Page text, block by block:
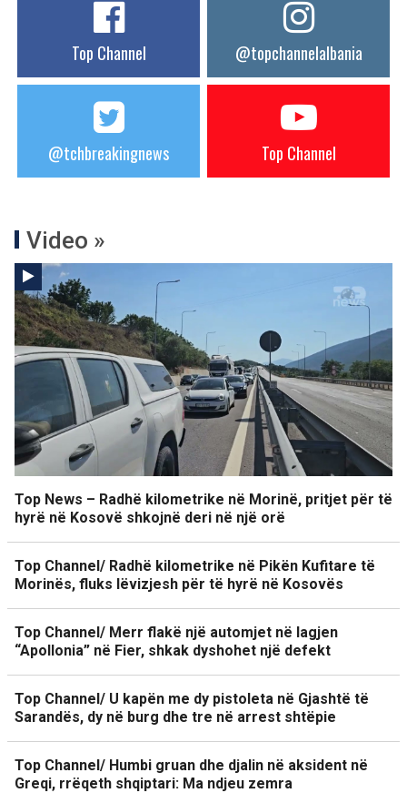
Top Channel @topchannelalbania
@tchbreakingnews Top Channel
Video »
Top News – Radhë kilometrike në Morinë, pritjet për të
hyrë në Kosovë shkojnë deri në një orë
Top Channel/ Radhë kilometrike në Pikën Kufitare të
Morinës, fluks lëvizjesh për të hyrë në Kosovës
Top Channel/ Merr flakë një automjet në lagjen
“Apollonia” në Fier, shkak dyshohet një defekt
Top Channel/ U kapën me dy pistoleta në Gjashtë të
Sarandës, dy në burg dhe tre në arrest shtëpie
Top Channel/ Humbi gruan dhe djalin në aksident në
Greqi, rrëqeth shqiptari: Ma ndjeu zemra